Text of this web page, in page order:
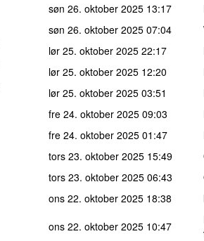
søn 26. oktober 2025 13:17
søn 26. oktober 2025 07:04
lør 25. oktober 2025 22:17
lør 25. oktober 2025 12:20
lør 25. oktober 2025 03:51
fre 24. oktober 2025 09:03
fre 24. oktober 2025 01:47
tors 23. oktober 2025 15:49
tors 23. oktober 2025 06:43
ons 22. oktober 2025 18:38
ons 22. oktober 2025 10:47